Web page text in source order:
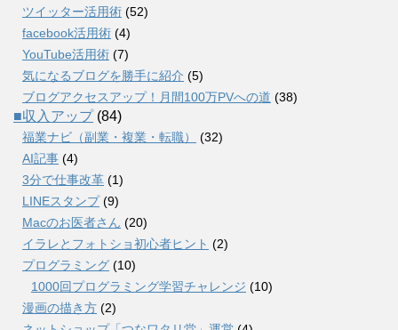
ツイッター活用術 (52)
facebook活用術 (4)
YouTube活用術 (7)
気になるブログを勝手に紹介 (5)
ブログアクセスアップ！月間100万PVへの道 (38)
■収入アップ(84)
福業ナビ（副業・複業・転職）
(32)
AI記事 (4)
3分で仕事改革 (1)
LINEスタンプ(9)
Macのお医者さん (20)
イラレとフォトショ初心者ヒント (2)
プログラミング (10)
1000回プログラミング学習チャレンジ (10)
漫画の描き方 (2)